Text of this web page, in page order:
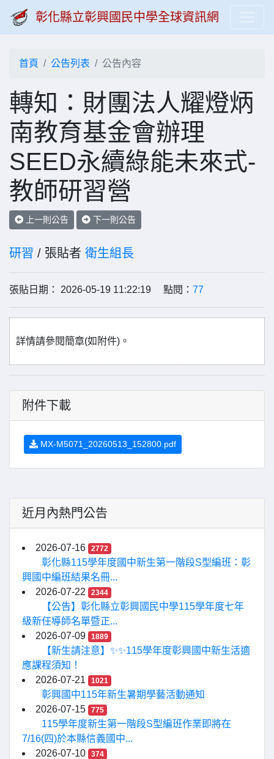
彰化縣立彰興國民中學全球資訊網
首頁 公告列表 公告內容
轉知：財團法人耀燈炳
南教育基金會辦理
SEED永續綠能未來式-
教師研習營
上一則公告 下一則公告
研習 / 張貼者 衛生組長
張貼日期： 2026-05-19 11:22:19 點閱： 77
詳情請參閱簡章(如附件)。
附件下載
MX-M5071_20260513_152800.pdf
近月內熱門公告
2026-07-16 2772
彰化縣115學年度國中新生第一階段S型編班：彰
興國中編班結果名冊...
2026-07-22
2344
【公告】彰化縣立彰興國民中學115學年度七年
級新任導師名單暨正...
2026-07-09
1889
【新生請注意】✨✨115學年度彰興國中新生活適
應課程須知！
2026-07-21
1021
彰興國中115年新生暑期學藝活動通知
2026-07-15
775
115學年度新生第一階段S型編班作業即將在
7/16(四)於本縣信義國中...
2026-07-10
374